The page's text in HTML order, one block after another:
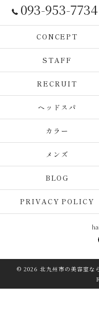
093-953-7734
CONCEPT
STAFF
RECRUIT
ヘッドスパ
カラー
メンズ
BLOG
PRIVACY POLICY
© 2026 北九州市の美容室